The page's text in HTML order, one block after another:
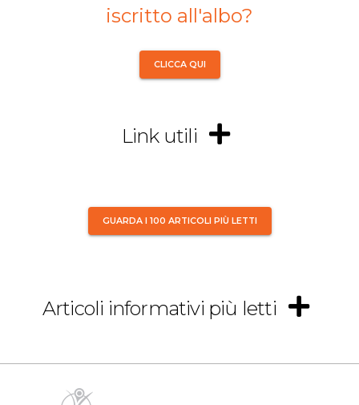
iscritto all'albo?
CLICCA QUI
Link utili
GUARDA I 100 ARTICOLI PIÙ LETTI
Articoli informativi più letti